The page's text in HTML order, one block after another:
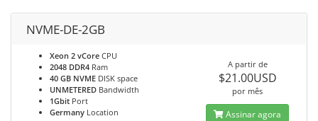
NVME-DE-2GB
Xeon 2 vCore CPU
2048 DDR4 Ram
40 GB NVME DISK space
UNMETERED Bandwidth
1Gbit Port
Germany Location
A partir de
$21.00USD
por mês
Assinar agora